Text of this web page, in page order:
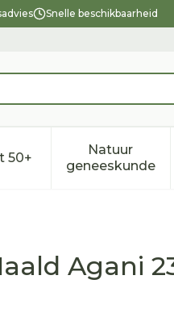
Snelle beschikbaarheid
vitamines categorie
en
50+submenu voor
Natuur
geneeskunde
Toon
Agani